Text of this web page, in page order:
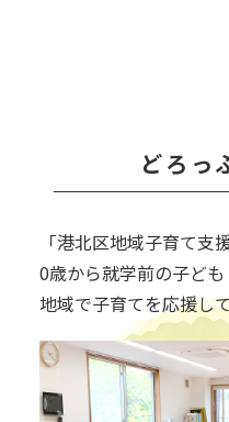
どろっ
「港北区地域子育て
0歳から就学前の子ども
地域で子育てを応援し